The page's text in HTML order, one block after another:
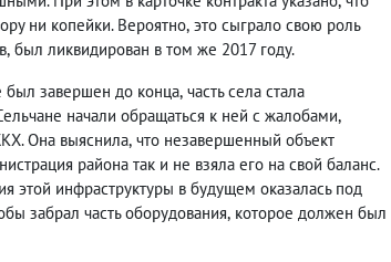
ни копейки. Вероятно, это сыграло свою роль
, был ликвидирован в том же 2017 году.
был завершен до конца, часть села стала
начали обращаться к ней с жалобами,
Она выяснила, что незавершенный объект
района так и не взяла его на свой баланс.
этой инфраструктуры в будущем оказалась под
забрал часть оборудования, которое должен был